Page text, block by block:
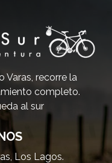
Varas, recorre la
completo.
al sur
Los Lagos.